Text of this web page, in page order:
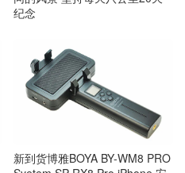
纪念
新到货博雅BOYA BY-WM8 PRO